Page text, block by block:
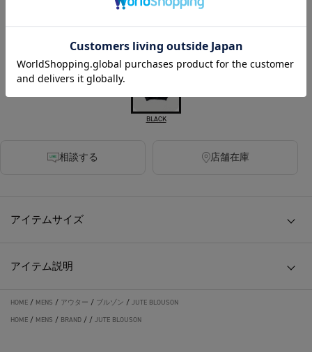
720ポイント付与
COLOR :
BLACK
相談する 店舗在庫
アイテムサイズ
アイテム説明
HOME / MENS / アウター / ブルゾン / JUTE BLOUSON
HOME / MENS / BRAND / / JUTE BLOUSON